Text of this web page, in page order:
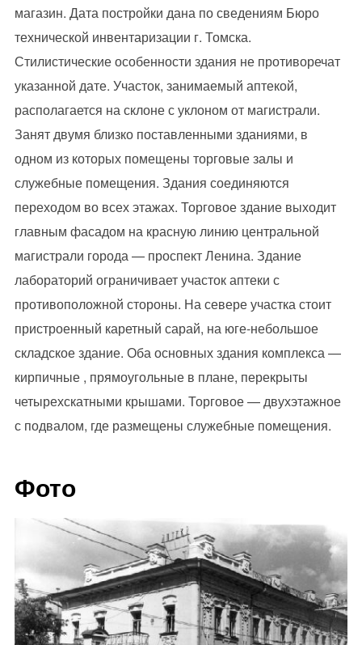
магазин. Дата постройки дана по сведениям Бюро
технической инвентаризации г. Томска.
Стилистические особенности здания не противоречат
указанной дате. Участок, занимаемый аптекой,
располагается на склоне с уклоном от магистрали.
Занят двумя близко поставленными зданиями, в
одном из которых помещены торговые залы и
служебные помещения. Здания соединяются
переходом во всех этажах. Торговое здание выходит
главным фасадом на красную линию центральной
магистрали города — проспект Ленина. Здание
лабораторий ограничивает участок аптеки с
противоположной стороны. На севере участка стоит
пристроенный каретный сарай, на юге-небольшое
складское здание. Оба основных здания комплекса —
кирпичные , прямоугольные в плане, перекрыты
четырехскатными крышами. Торговое — двухэтажное
с подвалом, где размещены служебные помещения.
Фото